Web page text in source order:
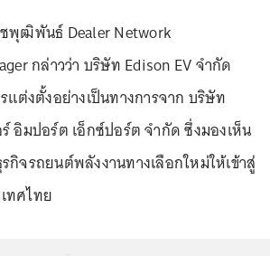
พุฒิพันธ์ Dealer Network
กล่าวว่า บริษัท Edison EV จำกัด
แต่งตั้งอย่างเป็นทางการจาก บริษัท
อิมปอร์ต เอ็กซ์ปอร์ต จำกัด ซึ่งมองเห็น
กิจรถยนต์พลังงานทางเลือกใหม่ให้เข้าสู่
ทศไทย